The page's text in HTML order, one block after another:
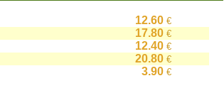
12.60€
17.80€
12.40€
20.80€
3.90€